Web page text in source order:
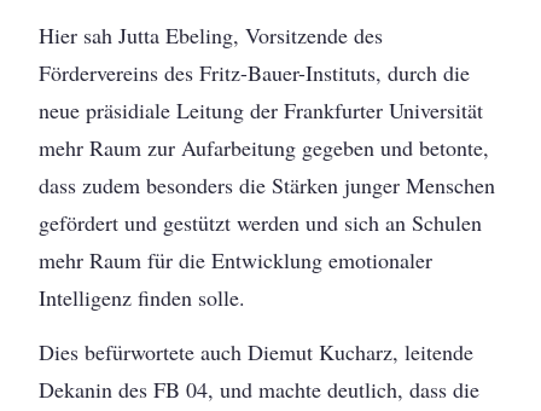
Hier sah Jutta Ebeling, Vorsitzende des
Fördervereins des Fritz-Bauer-Instituts, durch die
neue präsidiale Leitung der Frankfurter Universität
mehr Raum zur Aufarbeitung gegeben und betonte,
dass zudem besonders die Stärken junger Menschen
gefördert und gestützt werden und sich an Schulen
mehr Raum für die Entwicklung emotionaler
Intelligenz finden solle.
Dies befürwortete auch Diemut Kucharz, leitende
Dekanin des FB 04, und machte deutlich, dass die